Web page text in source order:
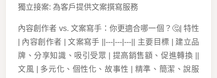
獨立接案: 為客戶提供文案撰寫服務
內容創作者 vs. 文案寫手：你更適合哪一個？🤔| 特性
| 內容創作者 | 文案寫手 ||---|---|---|| 主要目標 | 建立品
牌、分享知識、吸引受眾 | 提高銷售額、促進轉換 ||
文風 | 多元化、個性化、故事性 | 精準、簡潔、說服